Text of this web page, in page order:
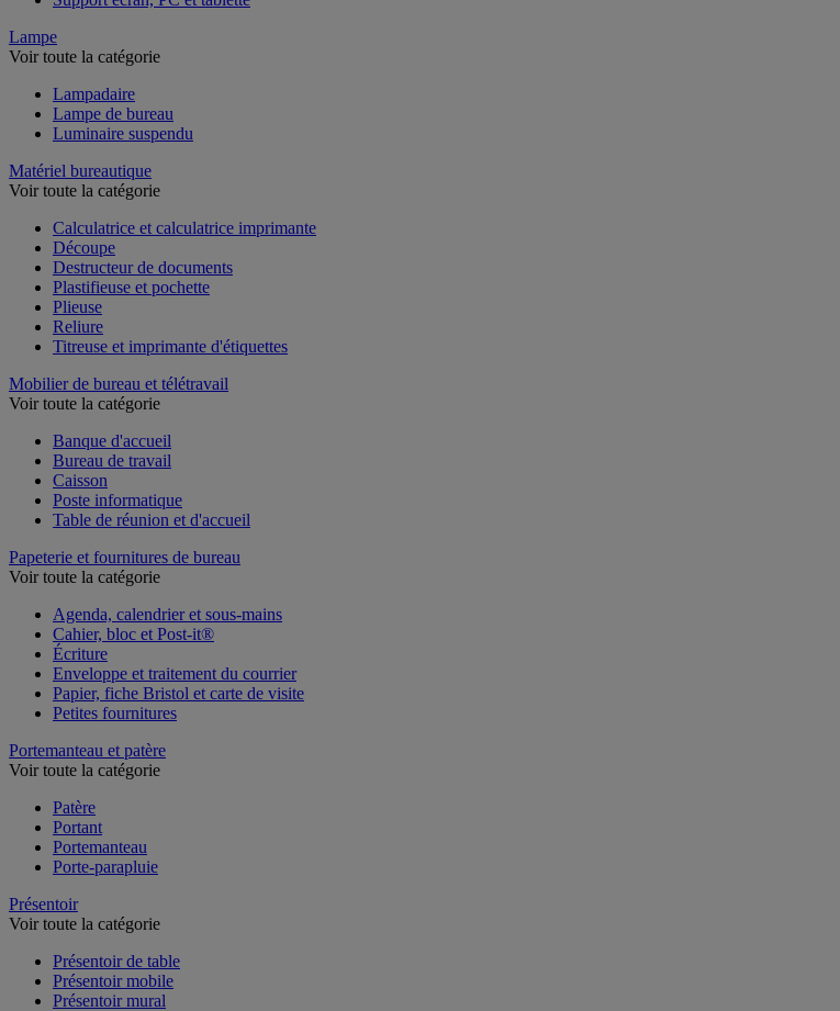
Lampe
Voir toute la catégorie
Lampadaire
Lampe de bureau
Luminaire suspendu
Matériel bureautique
Voir toute la catégorie
Calculatrice et calculatrice imprimante
Découpe
Destructeur de documents
Plastifieuse et pochette
Plieuse
Reliure
Titreuse et imprimante d'étiquettes
Mobilier de bureau et télétravail
Voir toute la catégorie
Banque d'accueil
Bureau de travail
Caisson
Poste informatique
Table de réunion et d'accueil
Papeterie et fournitures de bureau
Voir toute la catégorie
Agenda, calendrier et sous-mains
Cahier, bloc et Post-it®
Écriture
Enveloppe et traitement du courrier
Papier, fiche Bristol et carte de visite
Petites fournitures
Portemanteau et patère
Voir toute la catégorie
Patère
Portant
Portemanteau
Porte-parapluie
Présentoir
Voir toute la catégorie
Présentoir de table
Présentoir mobile
Présentoir mural